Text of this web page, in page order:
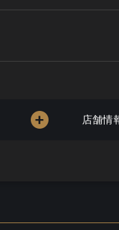
店舗情